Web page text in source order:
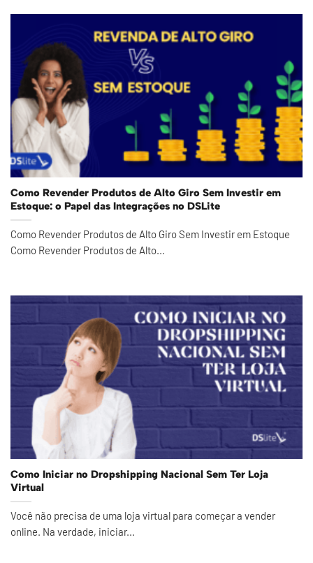
Como Revender Produtos de Alto Giro Sem Investir em
Estoque: o Papel das Integrações no DSLite
Como Revender Produtos de Alto Giro Sem Investir em Estoque
Como Revender Produtos de Alto...
Como Iniciar no Dropshipping Nacional Sem Ter Loja
Virtual
Você não precisa de uma loja virtual para começar a vender
online. Na verdade, iniciar...